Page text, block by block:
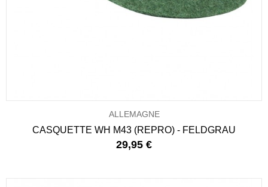
ALLEMAGNE
CASQUETTE WH M43 (REPRO) - FELDGRAU
29,95 €